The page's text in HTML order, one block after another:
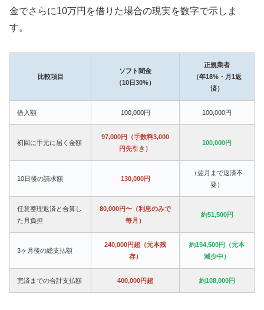
金でさらに10万円を借りた場合の現実を数字で示しま
す。
比較項目
ソフト闇金
（10日30%）
正規業者
（年18%・月1返
済）
借入額 100,000円 100,000円
初回に手元に届く金額
97,000円（手数料3,000
円先引き）
100,000円
10日後の請求額 130,000円
（翌月まで返済不
要）
任意整理返済と合算し
た月負担
80,000円〜（利息のみで
毎月）
約51,500円
3ヶ月後の総支払額
240,000円超（元本残
存）
約154,500円（元本
減少中）
完済までの合計支払額 400,000円超 約108,000円